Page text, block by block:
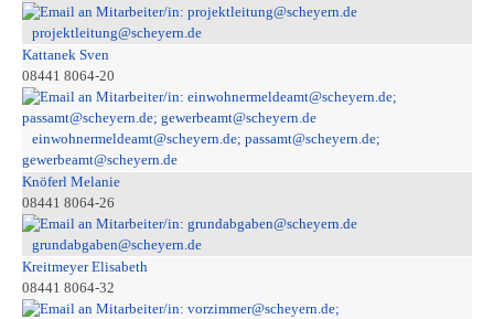
projektleitung@scheyern.de
Kattanek Sven
08441 8064-20
einwohnermeldeamt@scheyern.de; passamt@scheyern.de;
gewerbeamt@scheyern.de
Knöferl Melanie
08441 8064-26
grundabgaben@scheyern.de
Kreitmeyer Elisabeth
08441 8064-32